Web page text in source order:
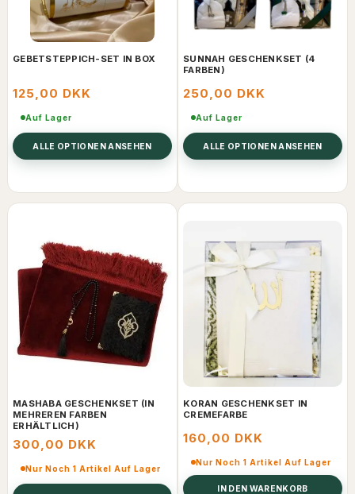
GEBETSTEPPICH-SET IN BOX
125,00 DKK
Auf Lager
ALLE OPTIONEN ANSEHEN
SUNNAH GESCHENKSET (4
FARBEN)
250,00 DKK
Auf Lager
ALLE OPTIONEN ANSEHEN
MASHABA GESCHENKSET (IN
MEHREREN FARBEN
ERHÄLTLICH)
300,00 DKK
Nur Noch 1 Artikel Auf Lager
KORAN GESCHENKSET IN
CREMEFARBE
160,00 DKK
Nur Noch 1 Artikel Auf Lager
IN DEN WARENKORB